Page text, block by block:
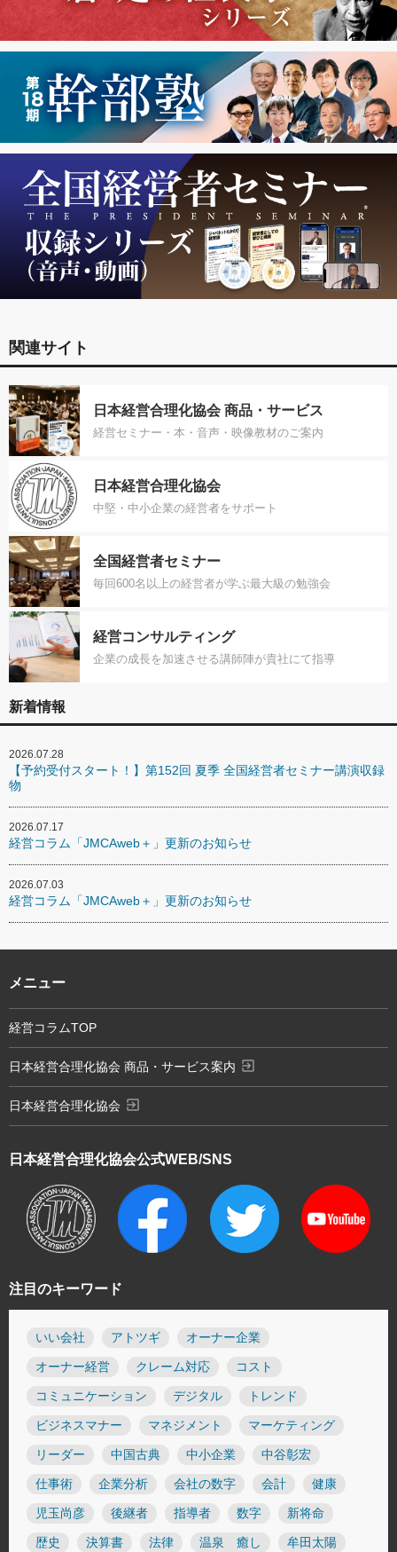
関連サイト
日本経営合理化協会 商品・サービス
経営セミナー・本・音声・映像教材のご案内
日本経営合理化協会
中堅・中小企業の経営者をサポート
全国経営者セミナー
毎回600名以上の経営者が学ぶ最大級の勉強会
経営コンサルティング
企業の成長を加速させる講師陣が貴社にて指導
新着情報
2026.07.28
【予約受付スタート！】第152回 夏季 全国経営者セミナー講演収録
物
2026.07.17
経営コラム「JMCAweb＋」更新のお知らせ
2026.07.03
経営コラム「JMCAweb＋」更新のお知らせ
注目のキーワード
いい会社 アトツギ オーナー企業
オーナー経営 クレーム対応 コスト
コミュニケーション デジタル トレンド
ビジネスマナー マネジメント マーケティング
リーダー 中国古典 中小企業 中谷彰宏
仕事術 企業分析 会社の数字 会計 健康
児玉尚彦 後継者 指導者 数字 新将命
歴史 決算書 法律 温泉 癒し 牟田太陽
日本経営合理化協会公式WEB/SNS
メニュー
経営コラムTOP
日本経営合理化協会 商品・サービス案内 exit_to_app
日本経営合理化協会 exit_to_app